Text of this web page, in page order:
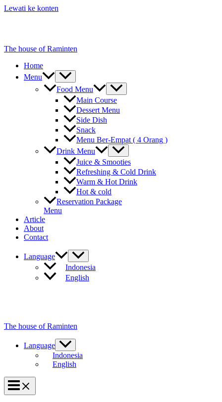
Lewati ke konten
The house of Raminten
Home
Menu
Food Menu
Main Course
Dessert Menu
Side Dish
Snack
Menu Ber-Empat ( 4 Orang )
Drink Menu
Juice & Smooties
Refreshing & Cold Drink
Warm & Hot Drink
Hot & cold
Reservation Package
Menu
Article
About
Contact
Language
Indonesia
English
The house of Raminten
Language
Indonesia
English